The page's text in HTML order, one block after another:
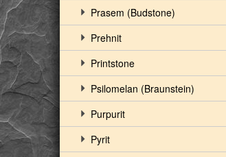
Prasem (Budstone)
Prehnit
Printstone
Psilomelan (Braunstein)
Purpurit
Pyrit